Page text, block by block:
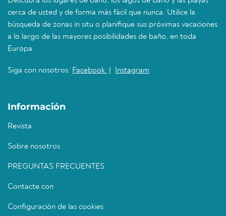
cerca de usted y de forma más fácil que nunca. Utilice la
búsqueda de zonas in situ o planifique sus próximas vacaciones
a lo largo de las mayores posibilidades de baño, en toda
Europa.
Siga con nosotros: Facebook Instagram
Información
Revista
Sobre nosotros
PREGUNTAS FRECUENTES
Contacte con
Configuración de las cookies